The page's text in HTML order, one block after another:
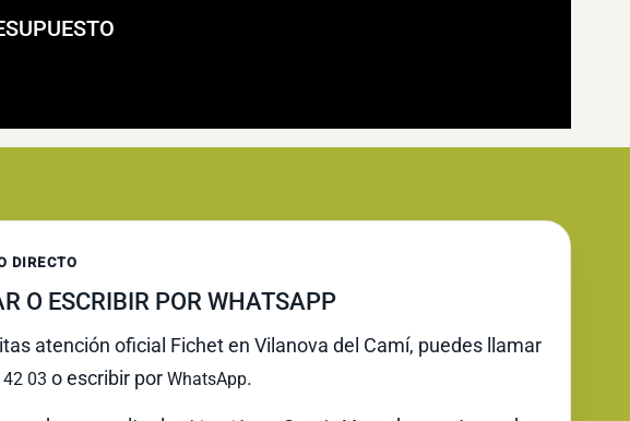
DIRECTO
O ESCRIBIR POR WHATSAPP
atención oficial Fichet en Vilanova del Camí, puedes llamar
03 o escribir por WhatsApp.